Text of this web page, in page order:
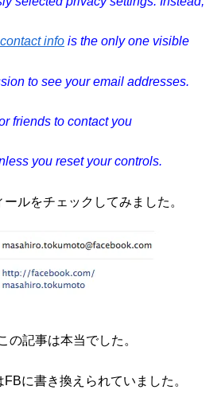
info is the only one visible
to see your email addresses.
friends to contact you
you reset your controls.
ルをチェックしてみました。
の記事は本当でした。
に書き換えられていました。